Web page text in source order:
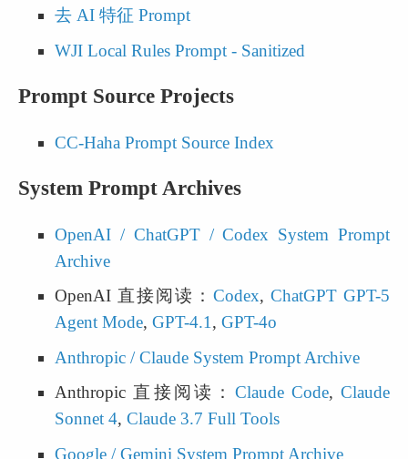
去 AI 特征 Prompt
WJI Local Rules Prompt - Sanitized
Prompt Source Projects
CC-Haha Prompt Source Index
System Prompt Archives
OpenAI / ChatGPT / Codex System Prompt
Archive
OpenAI 直接阅读： Codex, ChatGPT GPT-5
Agent Mode, GPT-4.1, GPT-4o
Anthropic / Claude System Prompt Archive
Anthropic 直接阅读： Claude Code, Claude
Sonnet 4, Claude 3.7 Full Tools
Google / Gemini System Prompt Archive